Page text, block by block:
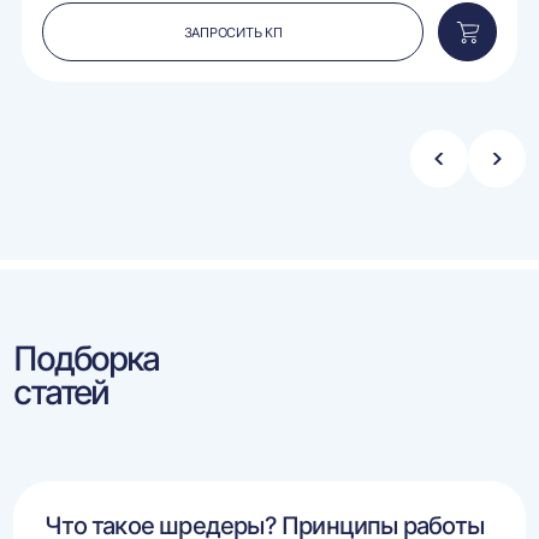
ЗАПРОСИТЬ КП
в
Стрелка
Подборка
статей
Что такое шредеры? Принципы работы